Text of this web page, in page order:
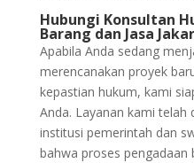
Hubungi Konsultan
Barang dan Jasa
Apabila Anda sedang
merencanakan proyek
kepastian hukum, kami
Anda. Layanan kami telah
institusi pemerintah dan
bahwa proses pengadaan